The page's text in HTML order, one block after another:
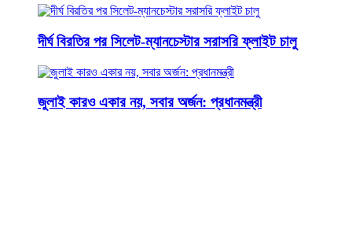
দীর্ঘ বিরতির পর সিলেট-ম্যানচেস্টার সরাসরি ফ্লাইট চালু
জুলাই কারও একার নয়, সবার অর্জন: প্রধানমন্ত্রী